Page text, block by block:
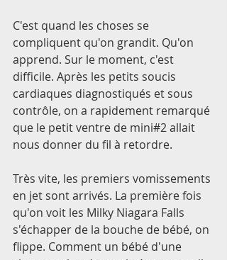
C'est quand les choses se
compliquent qu'on grandit. Qu'on
apprend. Sur le moment, c'est
difficile. Après les petits soucis
cardiaques diagnostiqués et sous
contrôle, on a rapidement remarqué
que le petit ventre de mini#2 allait
nous donner du fil à retordre.
Très vite, les premiers vomissements
en jet sont arrivés. La première fois
qu'on voit les Milky Niagara Falls
s'échapper de la bouche de bébé, on
flippe. Comment un bébé d'une